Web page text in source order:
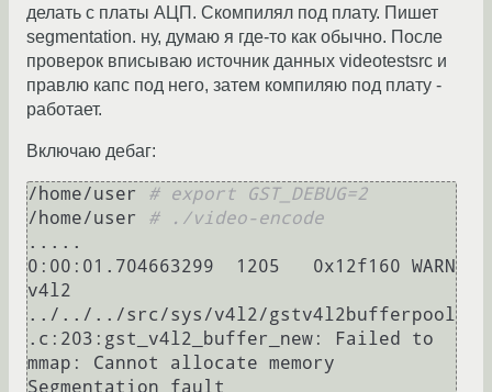
делать с платы АЦП. Скомпилял под плату. Пишет
segmentation. ну, думаю я где-то как обычно. После
проверок вписываю источник данных videotestsrc и
правлю капс под него, затем компиляю под плату -
работает.
Включаю дебаг:
/home/user # export GST_DEBUG=2
/home/user # ./video-encode
.....
0:00:01.704663299  1205   0x12f160 WARN
v4l2
../../../src/sys/v4l2/gstv4l2bufferpool
.c:203:gst_v4l2_buffer_new: Failed to
mmap: Cannot allocate memory